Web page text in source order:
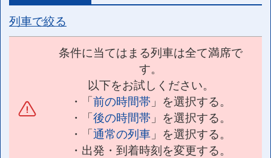
列車で絞る
条件に当てはまる列車は全て満席で
す。
以下をお試しください。
・「前の時間帯 」を選択する。
・「後の時間帯 」を選択する。
・「通常の列車 」を選択する。
・出発・到着時刻を変更する。